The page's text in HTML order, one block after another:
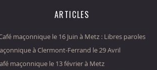
ARTICLES
maçonnique le 16 Juin à Metz : Libres paroles
à Clermont-Ferrand le 29 Avril
maçonnique le 13 février à Metz